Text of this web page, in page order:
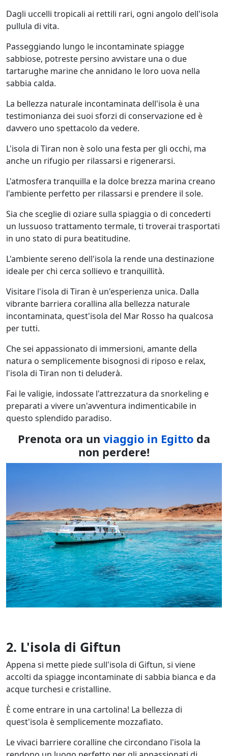
Dagli uccelli tropicali ai rettili rari, ogni angolo dell'isola
pullula di vita.
Passeggiando lungo le incontaminate spiagge
sabbiose, potreste persino avvistare una o due
tartarughe marine che annidano le loro uova nella
sabbia calda.
La bellezza naturale incontaminata dell'isola è una
testimonianza dei suoi sforzi di conservazione ed è
davvero uno spettacolo da vedere.
L'isola di Tiran non è solo una festa per gli occhi, ma
anche un rifugio per rilassarsi e rigenerarsi.
L'atmosfera tranquilla e la dolce brezza marina creano
l'ambiente perfetto per rilassarsi e prendere il sole.
Sia che sceglie di oziare sulla spiaggia o di concederti
un lussuoso trattamento termale, ti troverai trasportati
in uno stato di pura beatitudine.
L'ambiente sereno dell'isola la rende una destinazione
ideale per chi cerca sollievo e tranquillità.
Visitare l'isola di Tiran è un'esperienza unica. Dalla
vibrante barriera corallina alla bellezza naturale
incontaminata, quest'isola del Mar Rosso ha qualcosa
per tutti.
Che sei appassionato di immersioni, amante della
natura o semplicemente bisognosi di riposo e relax,
l'isola di Tiran non ti deluderà.
Fai le valigie, indossate l'attrezzatura da snorkeling e
preparati a vivere un'avventura indimenticabile in
questo splendido paradiso.
Prenota ora un viaggio in Egitto da
non perdere!
2. L'isola di Giftun
Appena si mette piede sull'isola di Giftun, si viene
accolti da spiagge incontaminate di sabbia bianca e da
acque turchesi e cristalline.
È come entrare in una cartolina! La bellezza di
quest'isola è semplicemente mozzafiato.
Le vivaci barriere coralline che circondano l'isola la